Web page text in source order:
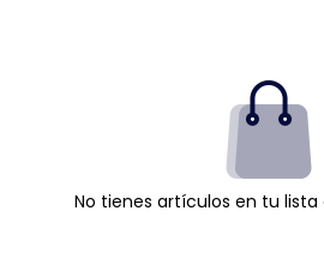
No tienes artículos en tu